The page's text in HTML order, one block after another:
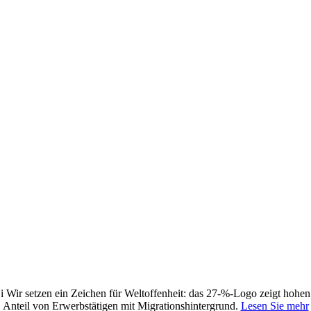
i Wir setzen ein Zeichen für Weltoffenheit: das 27-%-Logo zeigt hohen
Anteil von Erwerbstätigen mit Migrationshintergrund. Lesen Sie mehr